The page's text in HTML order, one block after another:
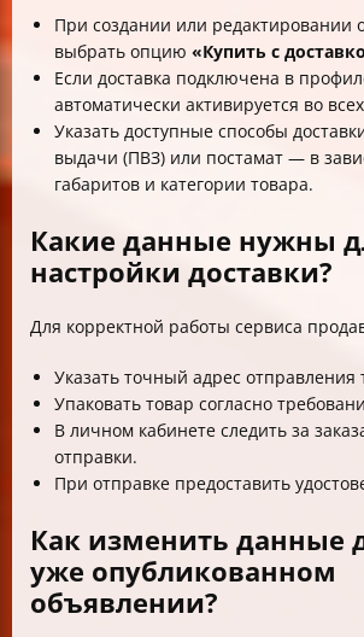
При создании или редактировании
выбрать опцию «Купить с
Если доставка подключена в
автоматически активируется во
Указать доступные способы
выдачи (ПВЗ) или постамат — в
габаритов и категории товара.
Какие данные нужны
настройки доставки?
Для корректной работы сервиса
Указать точный адрес отправления
Упаковать товар согласно
В личном кабинете следить за
отправки.
При отправке предоставить
Как изменить данные
уже опубликованном
объявлении?